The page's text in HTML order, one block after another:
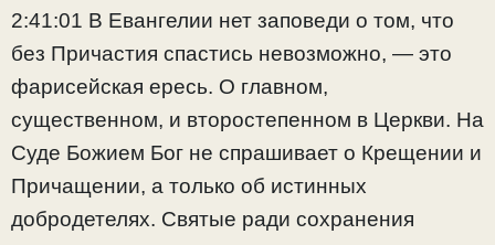
2:41:01 В Евангелии нет заповеди о том, что
без Причастия спастись невозможно, — это
фарисейская ересь. О главном,
существенном, и второстепенном в Церкви. На
Суде Божием Бог не спрашивает о Крещении и
Причащении, а только об истинных
добродетелях. Святые ради сохранения